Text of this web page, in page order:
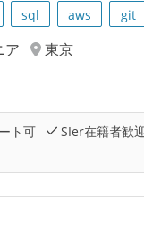
sql aws git
ア
東京
ト可 SIer在籍者歓